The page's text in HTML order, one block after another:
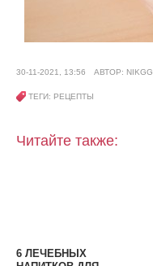
30-11-2021, 13:56 АВТОР: NIKGG
ТЕГИ: РЕЦЕПТЫ
Читайте также:
6 ЛЕЧЕБНЫХ